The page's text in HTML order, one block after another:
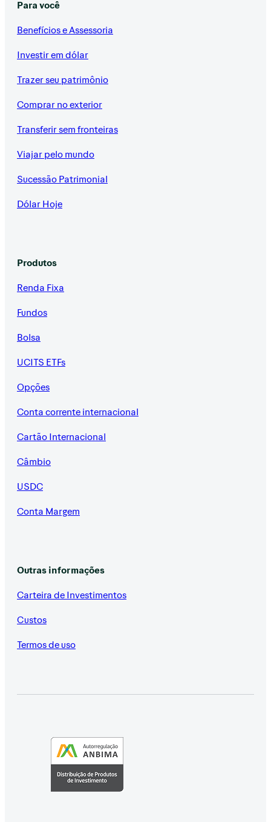
Para você
Benefícios e Assessoria
Investir em dólar
Trazer seu patrimônio
Comprar no exterior
Transferir sem fronteiras
Viajar pelo mundo
Sucessão Patrimonial
Dólar Hoje
Produtos
Renda Fixa
Fundos
Bolsa
UCITS ETFs
Opções
Conta corrente internacional
Cartão Internacional
Câmbio
USDC
Conta Margem
Outras informações
Carteira de Investimentos
Custos
Termos de uso